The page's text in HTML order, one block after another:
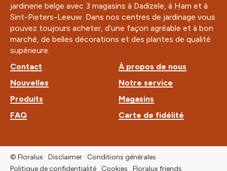
jardinerie belge avec 3 magasins à Dadizele, à Ham et à
Sint-Pieters-Leeuw. Dans nos centres de jardinage vous
pouvez toujours acheter, d’une façon agréable et à bon
marché, de belles décorations et des plantes de qualité
supérieure.
Contact
Nouvelles
Produits
FAQ
À propos de nous
Notre service
Magasins
Carte de fidélité
© Floralux Disclaimer
Conditions générales
Politique de confidentialité
Cookies Floralux friends